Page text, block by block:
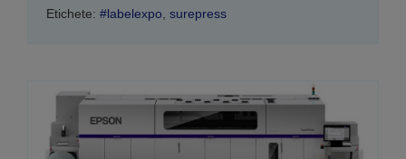
Etichete: #labelexpo surepress